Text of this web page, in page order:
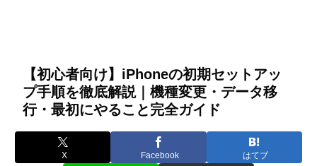
【初心者向け】iPhoneの初期セットアッ
プ手順を徹底解説｜機種変更・データ移
行・最初にやること完全ガイド
X Facebook はてブ